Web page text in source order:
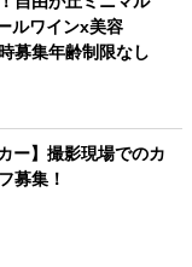
ルワインx美容
募集年齢制限なし
ー】撮影現場でのカ
募集！